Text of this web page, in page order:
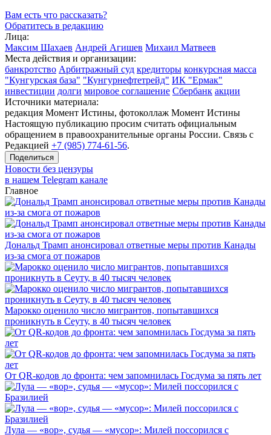
Вам есть что рассказать?
Обратитесь в редакцию
Лица:
Максим Шахаев Андрей Агишев Михаил Матвеев
Места действия и организации:
банкротство Арбитражный суд кредиторы конкурсная масса
"Кунгурская база" "Кунгурнефтетрейд" ИК "Ермак"
инвестиции долги мировое соглашение Сбербанк акции
Источники материала:
редакция Момент Истины, фотоколлаж Момент Истины
Настоящую публикацию просим считать официальным
обращением в правоохранительные органы России. Связь с
Редакцией +7 (985) 774-61-56.
Поделиться
Новости без цензуры
в нашем Telegram канале
Главное
Дональд Трамп анонсировал ответные меры против Канады
из-за смога от пожаров
Марокко оценило число мигрантов, попытавшихся
проникнуть в Сеуту, в 40 тысяч человек
От QR-кодов до фронта: чем запомнилась Госдума за пять лет
Лула — «вор», судья — «мусор»: Милей поссорился с